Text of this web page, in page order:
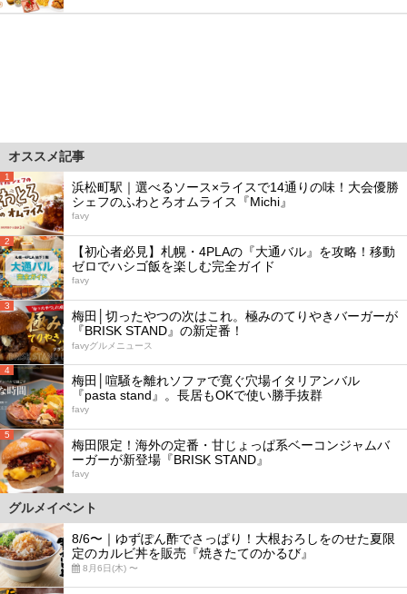
オススメ記事
1
浜松町駅｜選べるソース×ライスで14通りの味！大会優勝
シェフのふわとろオムライス『Michi』
favy
2
【初心者必見】札幌・4PLAの『大通バル』を攻略！移動
ゼロでハシゴ飯を楽しむ完全ガイド
favy
3
梅田│切ったやつの次はこれ。極みのてりやきバーガーが
『BRISK STAND』の新定番！
favyグルメニュース
4
梅田│喧騒を離れソファで寛ぐ穴場イタリアンバル
『pasta stand』。長居もOKで使い勝手抜群
favy
5
梅田限定！海外の定番・甘じょっぱ系ベーコンジャムバ
ーガーが新登場『BRISK STAND』
favy
グルメイベント
8/6〜｜ゆずぽん酢でさっぱり！大根おろしをのせた夏限
定のカルビ丼を販売『焼きたてのかるび』
8月6日(木) 〜